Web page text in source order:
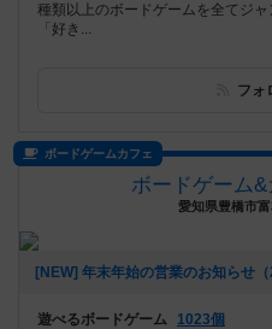
種類以上のボードゲームを全てジ
「好き...
フォ
ボードゲームカフェ
ボードゲーム
愛知県豊橋市
[NEW] 年末年始の営業のお知らせ
遊べるボードゲーム
1023個